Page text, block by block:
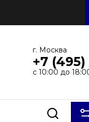
г. Москва
+7 (495)
с 10:00 до